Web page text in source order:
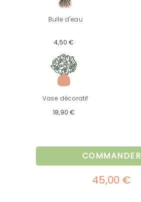
Bulle d'eau
4,50 €
Vase décoratif
18,90 €
COMMANDER
45,00 €